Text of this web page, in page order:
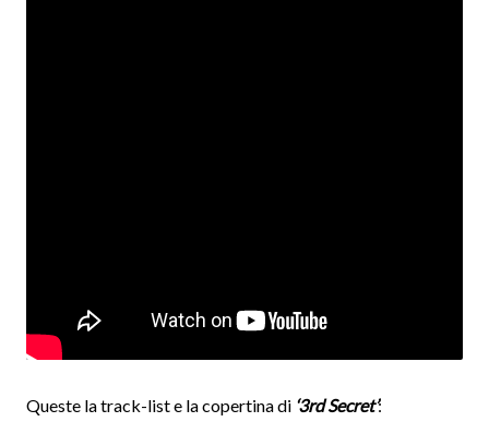
Queste la track-list e la copertina di ‘3rd Secret’: